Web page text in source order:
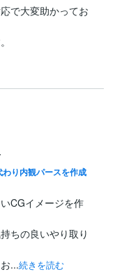
で大変助かってお
り内観パースを作成
CGイメージを作
ちの良いやり取り
...続きを読む